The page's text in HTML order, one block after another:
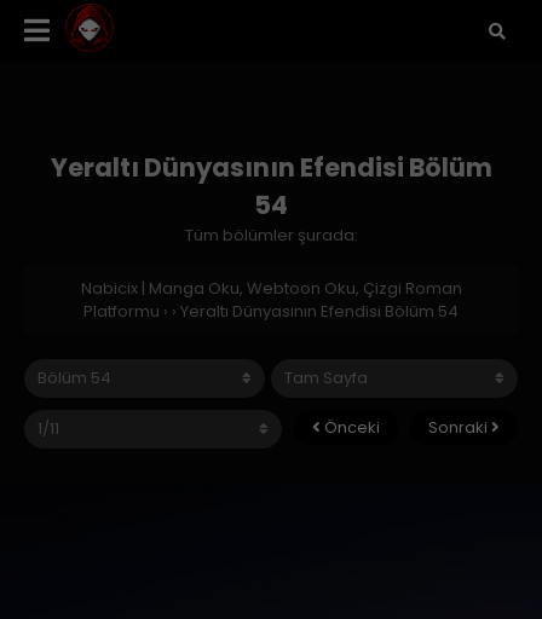
Yeraltı Dünyasının Efendisi Bölüm
54
Tüm bölümler şurada:
Nabicix | Manga Oku, Webtoon Oku, Çizgi Roman
Platformu › › Yeraltı Dünyasının Efendisi Bölüm 54
Önceki Sonraki